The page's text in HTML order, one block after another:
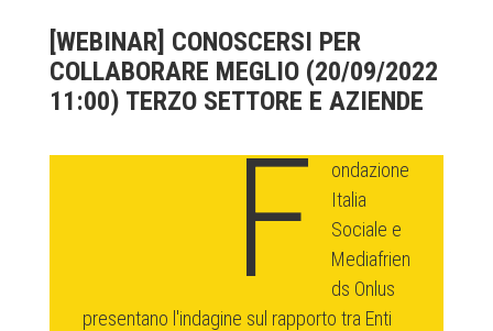
[WEBINAR] CONOSCERSI PER
COLLABORARE MEGLIO (20/09/2022
11:00) TERZO SETTORE E AZIENDE
F
ondazione
Italia
Sociale e
Mediafrien
ds Onlus
presentano l'indagine sul rapporto tra Enti